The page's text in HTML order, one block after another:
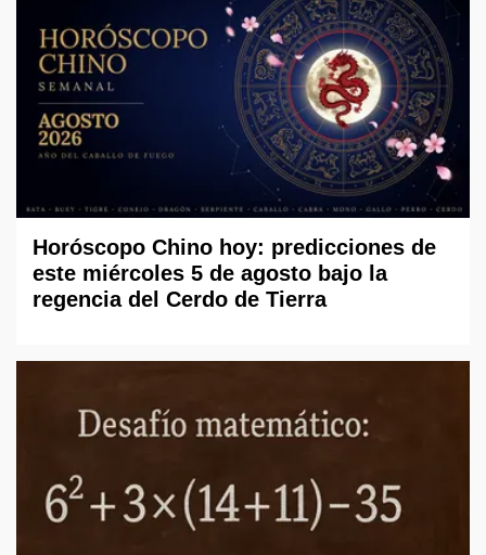
Horóscopo Chino hoy: predicciones de
este miércoles 5 de agosto bajo la
regencia del Cerdo de Tierra